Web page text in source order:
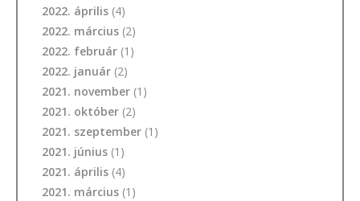
2022. április (4)
2022. március (2)
2022. február (1)
2022. január (2)
2021. november (1)
2021. október (2)
2021. szeptember (1)
2021. június (1)
2021. április (4)
2021. március (1)